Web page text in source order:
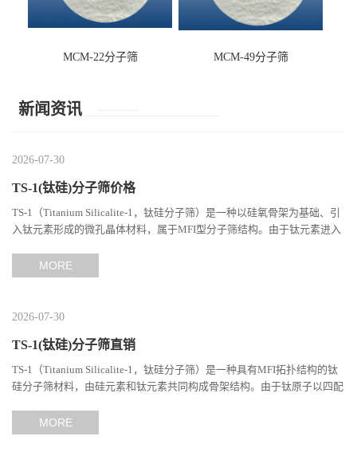
MCM-22分子筛 MCM-49分子筛
新闻资讯
2026-07-30
TS-1(钛硅)分子筛价格
TS-1（Titanium Silicalite-1，钛硅分子筛）是一种以硅氧骨架为基础、引
入钛元素形成的微孔晶体材料，属于MFI型分子筛结构。由于钛元素进入
MORE
2026-07-30
TS-1(钛硅)分子筛直销
TS-1（Titanium Silicalite-1，钛硅分子筛）是一种具有MFI拓扑结构的钛
硅分子筛材料，由硅元素和钛元素共同构成骨架结构。由于钛原子以四配
MORE